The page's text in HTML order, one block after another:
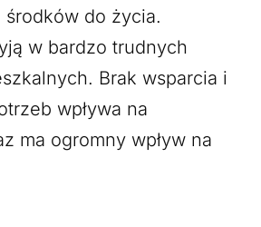
do życia.
w bardzo trudnych
Brak wsparcia i
wpływa na
ma ogromny wpływ na